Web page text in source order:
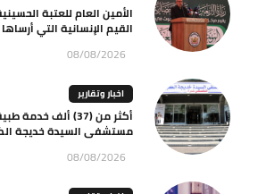
الأمين العام للعتبة
القيم الإنسانية التي
08/08/2026
اخبار وتقارير
أكثر من (37) ألف
مستشفى السيدة خديجة
08/08/2026